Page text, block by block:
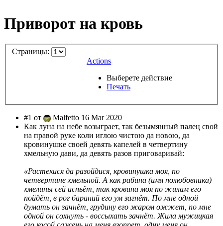
Приворот на кровь
Страницы:
Actions
Выберете действие
Печать
#1 от
Malfetto 16 Mar 2020
Как луна на небе возыграет, так безымянный палец свой
на правой руке коли иглою чистою да новою, да
кровинушке своей девять капелей в четвертину
хмельную дави, да девять разов приговаривай:
«Растекися да разойдися, кровинушка моя, по
четвертине хмельной. А как рабина (имя полюбовника)
хмелины сей испьёт, так кровина моя по жилам его
пойдёт, в рог бараний его ум загнёт. По мне одной
думать он зачнёт, грудину его жаром ожжет, по мне
одной он сохнуть - воссыхать зачнёт. Жила мужицкая